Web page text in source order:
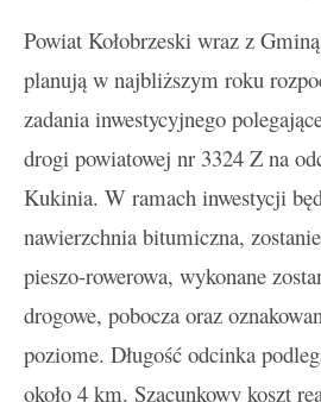
Powiat Kołobrzeski wraz z
planują w najbliższym roku
zadania inwestycyjnego
drogi powiatowej nr 3324 Z na
Kukinia. W ramach inwestycji
nawierzchnia bitumiczna,
pieszo-rowerowa, wykonane
drogowe, pobocza oraz
poziome. Długość odcinka
około 4 km. Szacunkowy koszt